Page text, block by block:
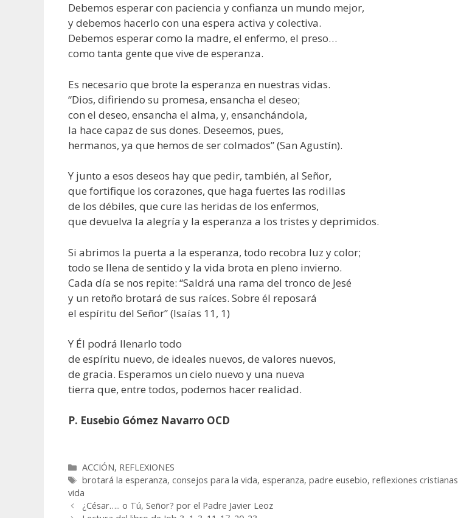
Debemos esperar con paciencia y confianza un mundo mejor,
y debemos hacerlo con una espera activa y colectiva.
Debemos esperar como la madre, el enfermo, el preso…
como tanta gente que vive de esperanza.
Es necesario que brote la esperanza en nuestras vidas.
“Dios, difiriendo su promesa, ensancha el deseo;
con el deseo, ensancha el alma, y, ensanchándola,
la hace capaz de sus dones. Deseemos, pues,
hermanos, ya que hemos de ser colmados” (San Agustín).
Y junto a esos deseos hay que pedir, también, al Señor,
que fortifique los corazones, que haga fuertes las rodillas
de los débiles, que cure las heridas de los enfermos,
que devuelva la alegría y la esperanza a los tristes y deprimidos.
Si abrimos la puerta a la esperanza, todo recobra luz y color;
todo se llena de sentido y la vida brota en pleno invierno.
Cada día se nos repite: “Saldrá una rama del tronco de Jesé
y un retoño brotará de sus raíces. Sobre él reposará
el espíritu del Señor” (Isaías 11, 1)
Y Él podrá llenarlo todo
de espíritu nuevo, de ideales nuevos, de valores nuevos,
de gracia. Esperamos un cielo nuevo y una nueva
tierra que, entre todos, podemos hacer realidad.
P. Eusebio Gómez Navarro OCD
Categorías
ACCIÓN, REFLEXIONES
Etiquetas
brotará la esperanza,consejos para la vida,esperanza,padre eusebio,reflexiones cristianas
vida
¿César….. o Tú, Señor? por el Padre Javier Leoz